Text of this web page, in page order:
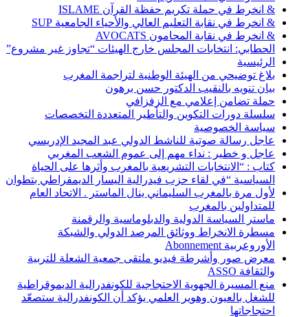
& انخرط في حملة تكريم حفظة القرآن ISLAME
& انخرط في نقابة التعليم العالي والأحياء الجامعية SUP
& انخرط في نقابة المحامون AVOCATS
الحطابي: انتخابات المجلس خارج الهيئات “تجاوز غير مشروع”
الرئيسية
بلاغ توضيحي من الهيئة الوطنية لتراجمة المغرب
بيان تنويه بالنقيب الدكتور حسن برهون
حملة تضامن إعلامي مع الزفزافي
سلسلة دورات التكوين والتأطير المتعددة التخصصات
سياسة الخصوصية
عاجل رسالة صوتية للناشط الدولي عبد المجيد الإدريسي
عاجل و خطير : نداء مهم إلى عموم الشعب المغربي
كتاب : “الانتخابات التشريعية بالمغرب وأثرها على الحياة
السياسية “في لقاء حزب فيدرالية اليسار الديمقراطي بتطوان
لأول مرة بالمغرب السليماني ينال الماستر . الاتحاد العام
للمتداولين بالمغرب
ماستر السياسة الدولية والدبلوماسية والرقمنة
مسطرة الانخراط ووثائق المرصد الدولي والشبكة
الأوروعربية Abonnement
معرض صور وأشرطة فيديو ملتقى جمعية الشعلة للتربية
والثقافة ASSO
منع المسيرة الجهوية الاحتجاجية للكونفدرالية الديموقراطية
للشغل بالعيون وهوير العلمي يؤكد أن الكونفدرالية ستصعّد
احتجاجاتها